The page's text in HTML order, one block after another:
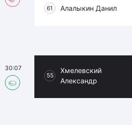
61
Алалыкин Данил
55
Хмелевский
Александр
30:07